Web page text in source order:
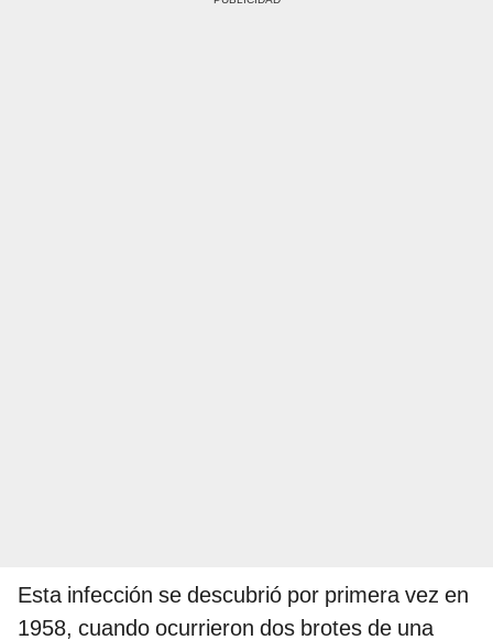
Esta infección se descubrió por primera vez en
1958, cuando ocurrieron dos brotes de una